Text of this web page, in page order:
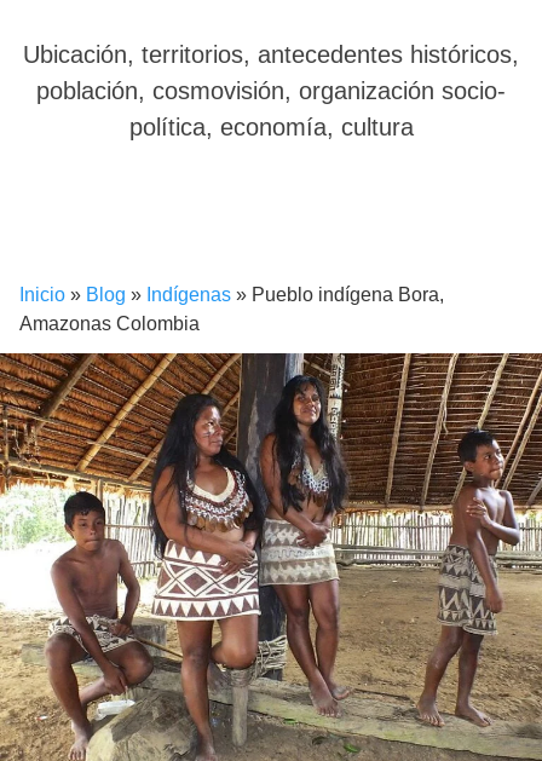
Ubicación, territorios, antecedentes históricos,
población, cosmovisión, organización socio-
política, economía, cultura
Inicio » Blog » Indígenas » Pueblo indígena Bora,
Amazonas Colombia